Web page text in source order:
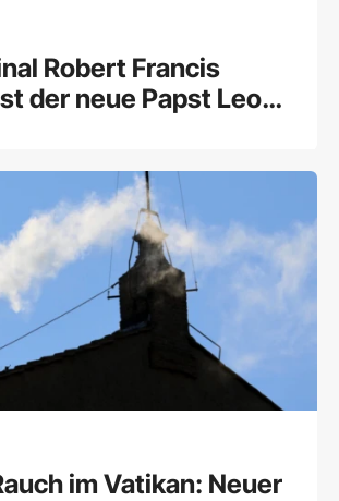
Robert Francis
der neue Papst Leo
im Vatikan: Neuer